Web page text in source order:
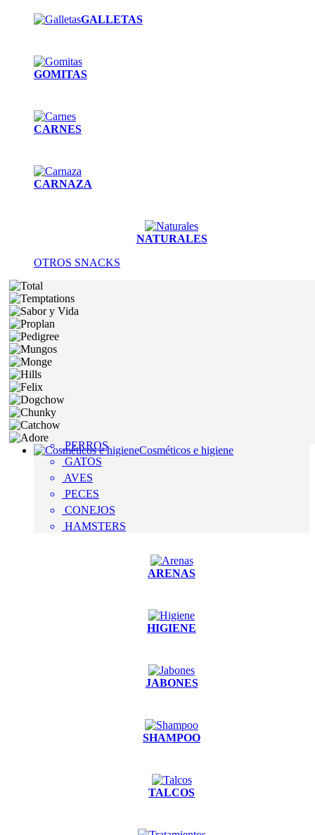
GALLETAS
GOMITAS
CARNES
CARNAZA
NATURALES
OTROS SNACKS
Cosméticos e higiene
PERROS
GATOS
AVES
PECES
CONEJOS
HAMSTERS
ARENAS
HIGIENE
JABONES
SHAMPOO
TALCOS